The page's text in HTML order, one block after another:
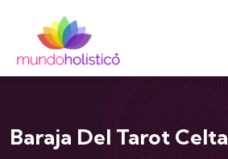
Baraja Del Tarot Celta